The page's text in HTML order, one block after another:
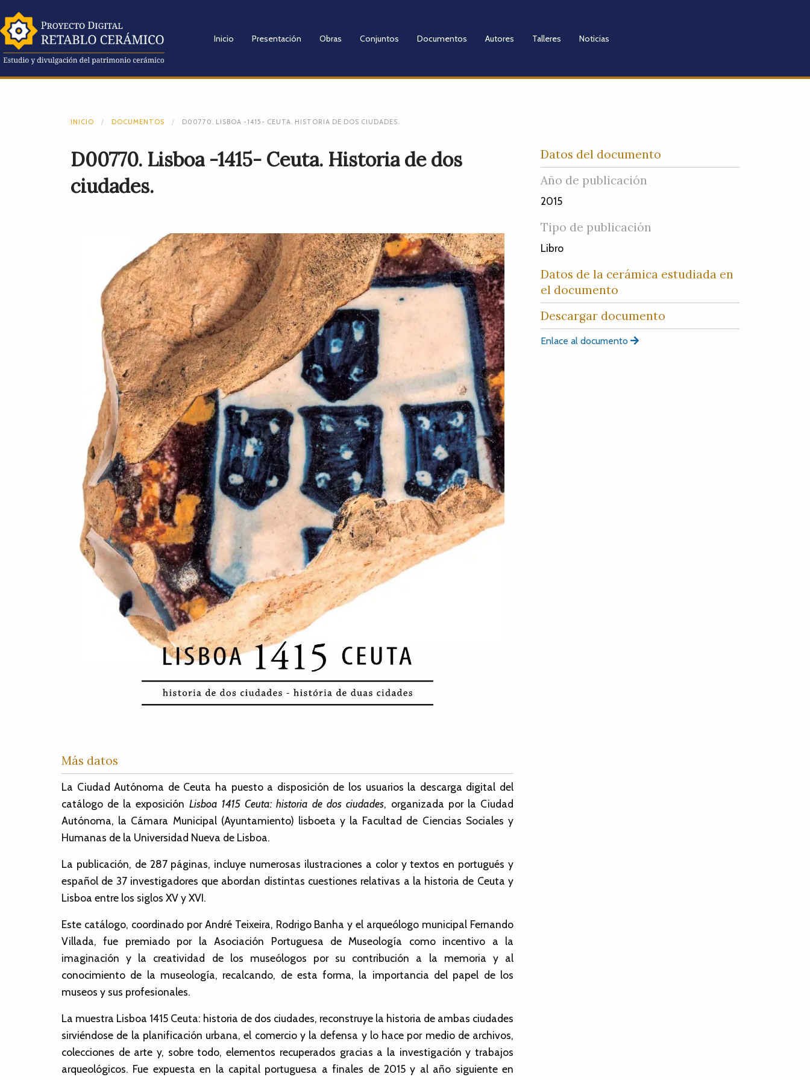
Inicio Presentación Obras Conjuntos Documentos Autores Talleres Noticias
INICIO DOCUMENTOS D00770. LISBOA -1415- CEUTA. HISTORIA DE DOS CIUDADES.
D00770. Lisboa -1415- Ceuta. Historia de dos
ciudades.
Más datos
La Ciudad Autónoma de Ceuta ha puesto a disposición de los usuarios la descarga digital del
catálogo de la exposición Lisboa 1415 Ceuta: historia de dos ciudades, organizada por la Ciudad
Autónoma, la Cámara Municipal (Ayuntamiento) lisboeta y la Facultad de Ciencias Sociales y
Humanas de la Universidad Nueva de Lisboa.
La publicación, de 287 páginas, incluye numerosas ilustraciones a color y textos en portugués y
español de 37 investigadores que abordan distintas cuestiones relativas a la historia de Ceuta y
Lisboa entre los siglos XV y XVI.
Este catálogo, coordinado por André Teixeira, Rodrigo Banha y el arqueólogo municipal Fernando
Villada, fue premiado por la Asociación Portuguesa de Museología como incentivo a la
imaginación y la creatividad de los museólogos por su contribución a la memoria y al
conocimiento de la museología, recalcando, de esta forma, la importancia del papel de los
museos y sus profesionales.
La muestra Lisboa 1415 Ceuta: historia de dos ciudades, reconstruye la historia de ambas ciudades
sirviéndose de la planificación urbana, el comercio y la defensa y lo hace por medio de archivos,
colecciones de arte y, sobre todo, elementos recuperados gracias a la investigación y trabajos
arqueológicos. Fue expuesta en la capital portuguesa a finales de 2015 y al año siguiente en
Datos del documento
Año de publicación
2015
Tipo de publicación
Libro
Datos de la cerámica estudiada en
el documento
Descargar documento
Enlace al documento